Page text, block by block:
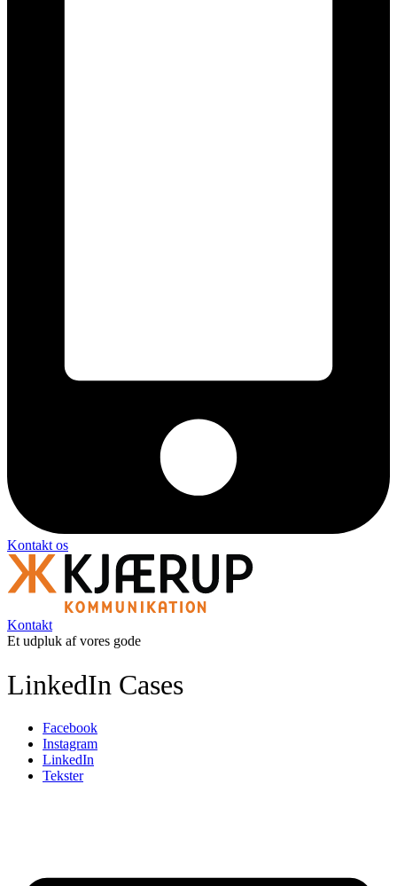
Kontakt os
Kontakt
Et udpluk af vores gode
LinkedIn Cases
Facebook
Instagram
LinkedIn
Tekster